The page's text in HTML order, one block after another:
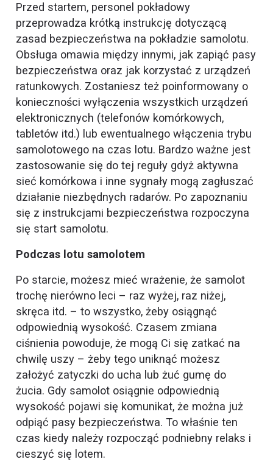
Przed startem, personel pokładowy
przeprowadza krótką instrukcję dotyczącą
zasad bezpieczeństwa na pokładzie samolotu.
Obsługa omawia między innymi, jak zapiąć pasy
bezpieczeństwa oraz jak korzystać z urządzeń
ratunkowych. Zostaniesz też poinformowany o
konieczności wyłączenia wszystkich urządzeń
elektronicznych (telefonów komórkowych,
tabletów itd.) lub ewentualnego włączenia trybu
samolotowego na czas lotu. Bardzo ważne jest
zastosowanie się do tej reguły gdyż aktywna
sieć komórkowa i inne sygnały mogą zagłuszać
działanie niezbędnych radarów. Po zapoznaniu
się z instrukcjami bezpieczeństwa rozpoczyna
się start samolotu.
Podczas lotu samolotem
Po starcie, możesz mieć wrażenie, że samolot
trochę nierówno leci – raz wyżej, raz niżej,
skręca itd. – to wszystko, żeby osiągnąć
odpowiednią wysokość. Czasem zmiana
ciśnienia powoduje, że mogą Ci się zatkać na
chwilę uszy – żeby tego uniknąć możesz
założyć zatyczki do ucha lub żuć gumę do
żucia. Gdy samolot osiągnie odpowiednią
wysokość pojawi się komunikat, że można już
odpiąć pasy bezpieczeństwa. To właśnie ten
czas kiedy należy rozpocząć podniebny relaks i
cieszyć się lotem.